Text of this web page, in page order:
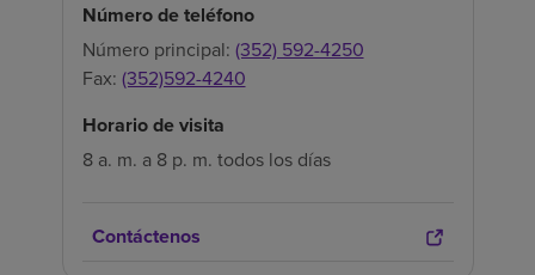
Número de teléfono
Número principal: (352) 592-4250
Fax: (352)592-4240
Horario de visita
8 a. m. a 8 p. m. todos los días
Contáctenos